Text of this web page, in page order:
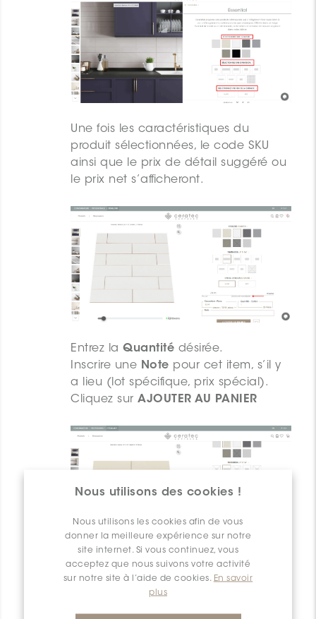
Nous utilisons des cookies !
Nous utilisons les cookies afin de vous
donner la meilleure expérience sur notre
site internet. Si vous continuez, vous
acceptez que nous suivons votre activité
sur notre site à l’aide de cookies. En savoir
plus
Une fois les caractéristiques du
produit sélectionnées, le code SKU
ainsi que le prix de détail suggéré ou
le prix net s’afficheront.
Entrez la Quantité désirée.
Inscrire une Note pour cet item, s’il y
a lieu (lot spécifique, prix spécial).
Cliquez sur AJOUTER AU PANIER
Copier le lien